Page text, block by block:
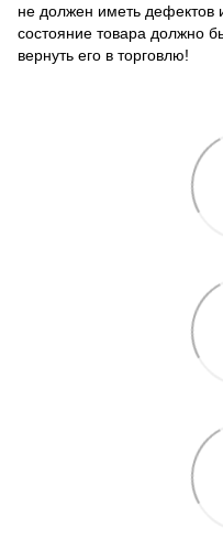
не должен иметь дефектов
состояние товара должно
вернуть его в торговлю!